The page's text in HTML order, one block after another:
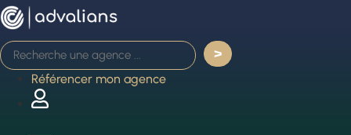
Aller
au
contenu
Référencer mon agence